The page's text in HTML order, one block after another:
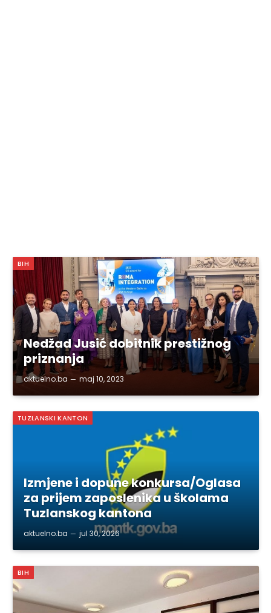
BIH
Nedžad Jusić dobitnik prestižnog
priznanja
aktuelno.ba maj 10, 2023
TUZLANSKI KANTON
Izmjene i dopune konkursa/Oglasa
za prijem zaposlenika u školama
Tuzlanskog kantona
aktuelno.ba jul 30, 2026
BIH